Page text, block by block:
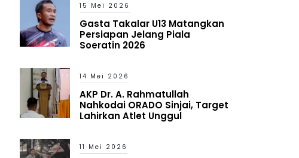
15 Mei 2026
Gasta Takalar U13 Matangkan
Persiapan Jelang Piala
Soeratin 2026
14 Mei 2026
AKP Dr. A. Rahmatullah
Nahkodai ORADO Sinjai, Target
Lahirkan Atlet Unggul
11 Mei 2026